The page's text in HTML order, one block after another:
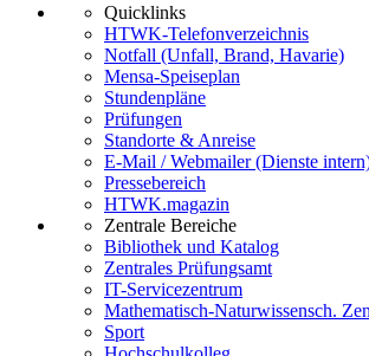
Quicklinks
HTWK-Telefonverzeichnis
Notfall (Unfall, Brand, Havarie)
Mensa-Speiseplan
Stundenpläne
Prüfungen
Standorte & Anreise
E-Mail / Webmailer (Dienste
Pressebereich
HTWK.magazin
Zentrale Bereiche
Bibliothek und Katalog
Zentrales Prüfungsamt
IT-Servicezentrum
Mathematisch-Naturwissensch.
Sport